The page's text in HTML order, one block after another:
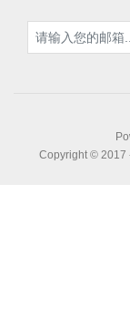
Copyright © 2017